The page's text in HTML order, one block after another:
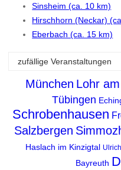
Sinsheim (ca. 10 km)
Hirschhorn (Neckar)
Eberbach (ca. 15 km)
zufällige Veranstaltungen
München Lohr
Tübingen
Schrobenhausen
Salzbergen
Haslach im Kinzigtal
Bayreuth